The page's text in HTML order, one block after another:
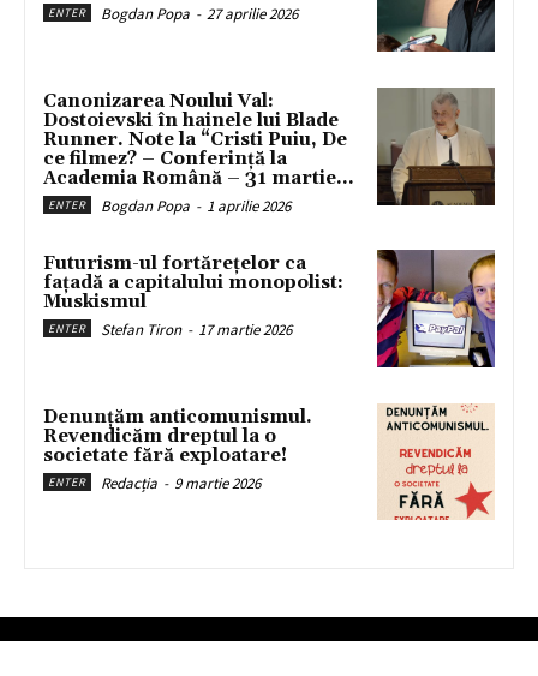
ENTER Bogdan Popa - 27 aprilie 2026
Canonizarea Noului Val:
Dostoievski în hainele lui Blade
Runner. Note la “Cristi Puiu, De
ce filmez? – Conferință la
Academia Română – 31 martie...
ENTER Bogdan Popa - 1 aprilie 2026
Futurism-ul fortărețelor ca
fațadă a capitalului monopolist:
Muskismul
ENTER Stefan Tiron - 17 martie 2026
Denunțăm anticomunismul.
Revendicăm dreptul la o
societate fără exploatare!
ENTER Redacția - 9 martie 2026